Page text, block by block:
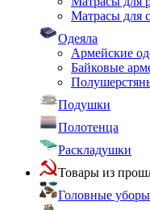
Матрасы для
Одеяла
Армейские
Байковые
Подушки
Полотенца
Раскладушки
Товары из
Головные уборы